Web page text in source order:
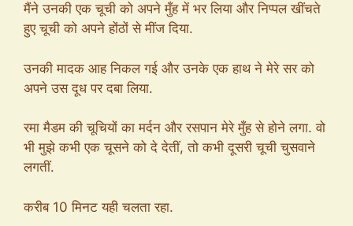
मैंने उनकी एक चूची को अपने मुँह में भर लिया और निप्पल खींचते
हुए चूची को अपने होंठों से मींज दिया.
उनकी मादक आह निकल गई और उनके एक हाथ ने मेरे सर को
अपने उस दूध पर दबा लिया.
रमा मैडम की चूचियों का मर्दन और रसपान मेरे मुँह से होने लगा. वो
भी मुझे कभी एक चूसने को दे देतीं, तो कभी दूसरी चूची चुसवाने
लगतीं.
करीब 10 मिनट यही चलता रहा.